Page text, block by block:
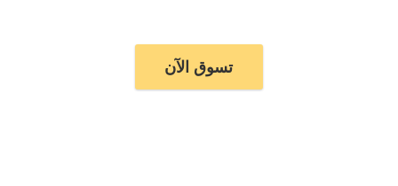
تسوق الآن